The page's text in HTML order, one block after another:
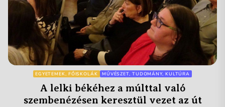
EGYETEMEK, FŐISKOLÁK MŰVÉSZET, TUDOMÁNY, KULTÚRA
A lelki békéhez a múlttal való
szembenézésen keresztül vezet az út